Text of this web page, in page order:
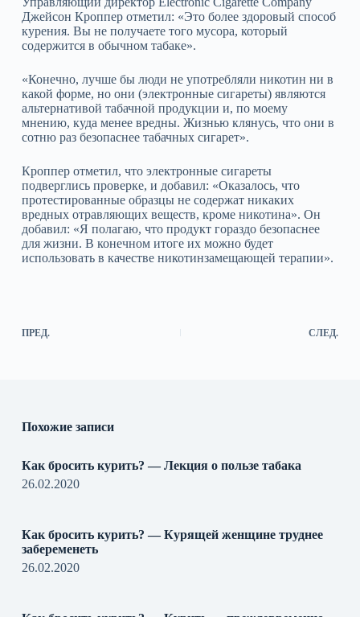
Джейсон Кроппер отметил: «Это более здоровый способ
курения. Вы не получаете того мусора, который
содержится в обычном табаке».
«Конечно, лучше бы люди не употребляли никотин ни в
какой форме, но они (электронные сигареты) являются
альтернативой табачной продукции и, по моему
мнению, куда менее вредны. Жизнью клянусь, что они в
сотню раз безопаснее табачных сигарет».
Кроппер отметил, что электронные сигареты
подверглись проверке, и добавил: «Оказалось, что
протестированные образцы не содержат никаких
вредных отравляющих веществ, кроме никотина». Он
добавил: «Я полагаю, что продукт гораздо безопаснее
для жизни. В конечном итоге их можно будет
использовать в качестве никотинзамещающей терапии».
ПРЕД. СЛЕД.
Похожие записи
Как бросить курить? — Лекция о пользе табака
26.02.2020
Как бросить курить? — Курящей женщине труднее
забеременеть
26.02.2020